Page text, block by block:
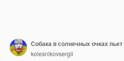
kolesnikovsergii